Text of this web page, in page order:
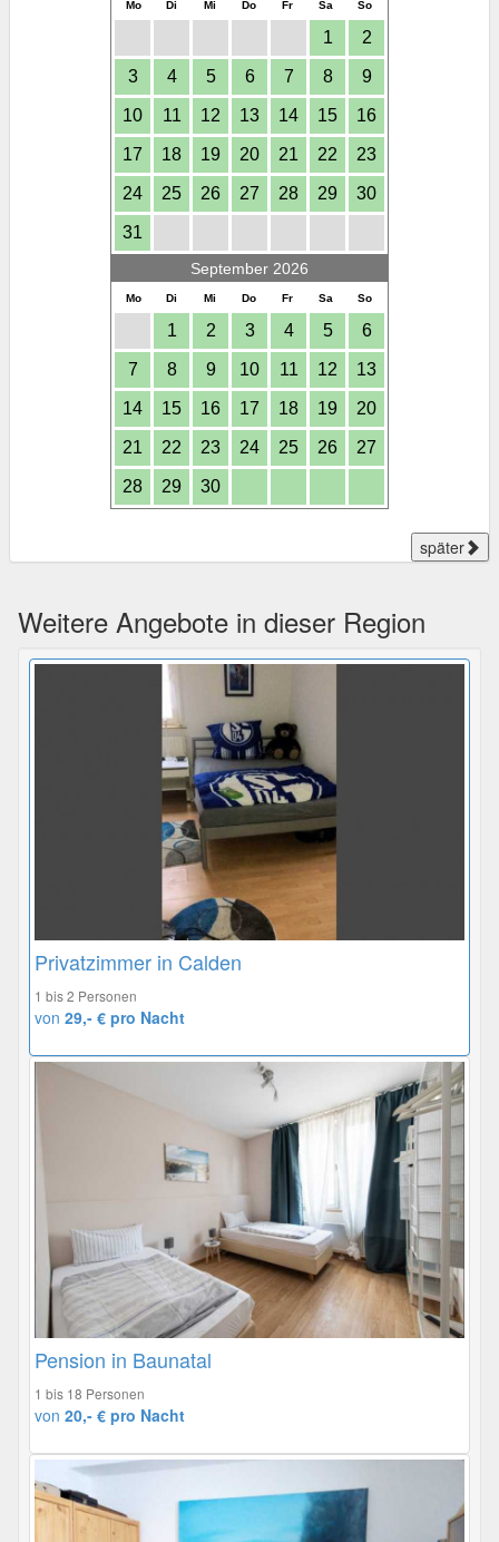
Mo Di Mi Do Fr Sa So
1 2
3 4 5 6 7 8 9
10 11 12 13 14 15 16
17 18 19 20 21 22 23
24 25 26 27 28 29 30
31
September 2026
Mo Di Mi Do Fr Sa So
1 2 3 4 5 6
7 8 9 10 11 12 13
14 15 16 17 18 19 20
21 22 23 24 25 26 27
28 29 30
später
Weitere Angebote in dieser Region
Privatzimmer in Calden
1 bis 2 Personen
von 29,- € pro Nacht
Pension in Baunatal
1 bis 18 Personen
von 20,- € pro Nacht